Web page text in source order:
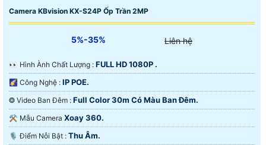
Camera KBvision KX-S24P Ốp Trần 2MP
5%-35% Liên hệ
️👀 Hình Ành Chất Lượng : FULL HD 1080P .
🌠 Công Nghệ : IP POE.
❂ Video Ban Đêm : Full Color 30m Có Màu Ban Ðêm.
⚒ Mẫu Camera Xoay 360.
️🎙 Điểm Nỗi Bật : Thu Âm.